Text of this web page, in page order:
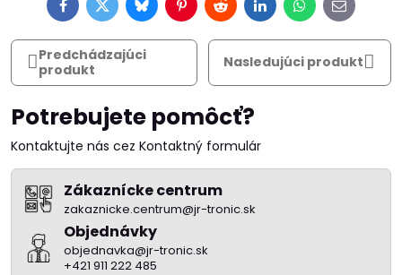
FacebookTwitterBlueskyPinterestRedditLinkedInWhatsApp
E-
mail
Predchádzajúci
produkt
Nasledujúci produkt
Potrebujete pomôcť?
Kontaktujte nás cez Kontaktný formulár
Zákaznícke centrum
zakaznicke.centrum@jr-tronic.sk
Objednávky
objednavka@jr-tronic.sk
+421 911 222 485